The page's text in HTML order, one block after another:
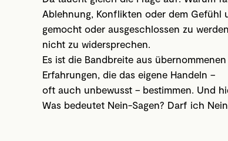
Ablehnung, Konflikten oder dem
gemocht oder ausgeschlossen zu
nicht zu widersprechen.
Es ist die Bandbreite aus
Erfahrungen, die das eigene Handeln –
oft auch unbewusst – bestimmen. Und
Was bedeutet Nein-Sagen? Darf ich